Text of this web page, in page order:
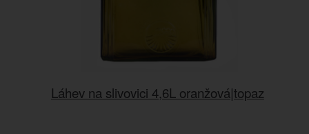
Láhev na slivovici 4,6L oranžová|topaz